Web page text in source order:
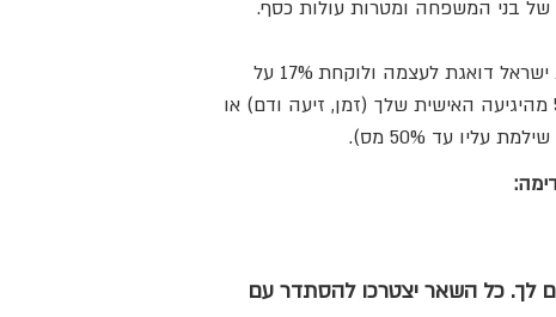
בני המשפחה ומטרות עולות כסף.
פקח את עינך והסתכל סביב: הבוס שלך, צוקרברג, בזוס, וג'ק מא כבר מסודרים, לא צריך לדאוג להם. מדינת ישראל דואגת לעצמה ולוקחת 17% על
(כמעט) כל עסקה שעשית או תעשה אי פעם בשטח הריבוני שלה, שלא נדבר על מס הכנסה בגובה עד 50% מהיגיעה האישית שלך (זמן, זיעה ודם) או
היקרים לך. כל השאר יצטרכו להסתדר עם